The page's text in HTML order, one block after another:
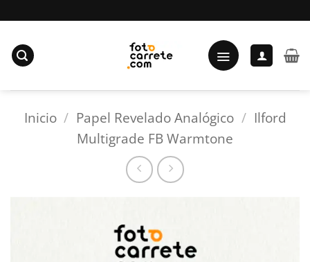
al
contenido
Inicio / Papel Revelado Analógico / Ilford
Multigrade FB Warmtone